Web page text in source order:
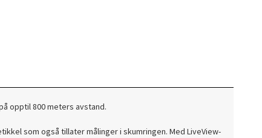
opptil 800 meters avstand.
som også tillater målinger i skumringen. Med LiveView-